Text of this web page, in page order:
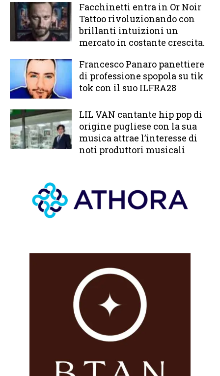
Facchinetti entra in Or Noir
Tattoo rivoluzionando con
brillanti intuizioni un
mercato in costante crescita.
Francesco Panaro panettiere
di professione spopola su tik
tok con il suo ILFRA28
LIL VAN cantante hip pop di
origine pugliese con la sua
musica attrae l’interesse di
noti produttori musicali